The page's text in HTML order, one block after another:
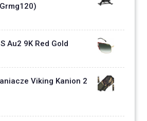
Au2 9K Red Gold
Viking Kanion 2